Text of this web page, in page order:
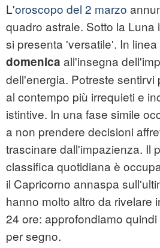
L'oroscopo del 2 marzo
quadro astrale. Sotto la Luna
si presenta 'versatile'. In
domenica all'insegna
dell'energia. Potreste sentirvi
al contempo più irrequieti e
istintive. In una fase simile
a non prendere decisioni
trascinare dall'impazienza. Il
classifica quotidiana è
il Capricorno annaspa
hanno molto altro da rivelare
24 ore: approfondiamo
per segno.